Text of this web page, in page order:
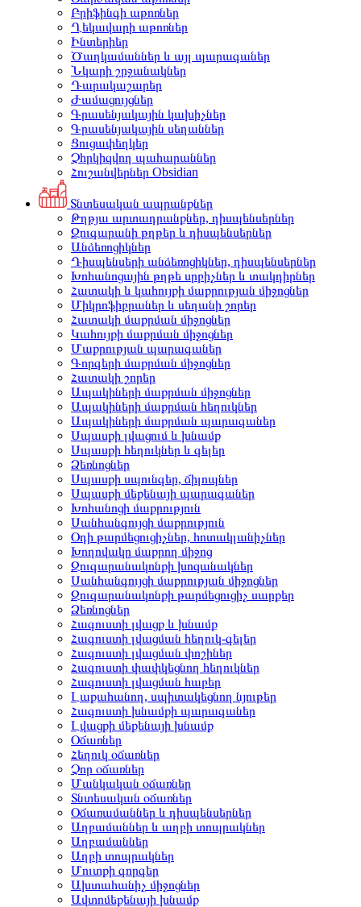
Բրիֆինգի աթոռներ
Ղեկավարի աթոռներ
Ինտերիեր
Ծաղկամաններ և այլ պարագաներ
Նկարի շրջանակներ
Դարակաշարեր
Ժամացույցներ
Գրասենյակային կախիչներ
Գրասենյակային սեղաններ
Ցուցափեղկեր
Չհրկիզվող պահարաններ
Հուշանվերներ Obsidian
Տնտեսական ապրանքներ
Թղթյա արտադրանքներ, դիսպենսերներ
Զուգարանի թղթեր և դիսպենսերներ
Անձեռոցիկներ
Դիսպենսերի անձեռոցիկներ, դիսպենսերներ
Խոհանոցային թղթե սրբիչներ և տակդիրներ
Հատակի և կահույքի մաքրության միջոցներ
Միկրոֆիբրաներ և սեղանի շորեր
Հատակի մաքրման միջոցներ
Կահույքի մաքրման միջոցներ
Մաքրության պարագաներ
Գորգերի մաքրման միջոցներ
Հատակի շորեր
Ապակիների մաքրման միջոցներ
Ապակիների մաքրման հեղուկներ
Ապակիների մաքրման պարագաներ
Սպասքի լվացում և խնամք
Սպասքի հեղուկներ և գելեր
Ձեռնոցներ
Սպասքի սպունգեր, ճիլոպներ
Սպասքի մեքենայի պարագաներ
Խոհանոցի մաքրություն
Սանհանգույցի մաքրություն
Օդի թարմեցուցիչներ, հոտակլանիչներ
Խողովակը մաքրող միջոց
Զուգարանակոնքի խոզանակներ
Սանհանգույցի մաքրության միջոցներ
Զուգարանակոնքի թարմեցուցիչ սարքեր
Ձեռնոցներ
Հագուստի լվացք և խնամք
Հագուստի լվացման հեղուկ-գելեր
Հագուստի լվացման փոշիներ
Հագուստի փափկեցնող հեղուկներ
Հագուստի լվացման հաբեր
Լաքահանող, սպիտակեցնող նյութեր
Հագուստի խնամքի պարագաներ
Լվացքի մեքենայի խնամք
Օճառներ
Հեղուկ օճառներ
Չոր օճառներ
Մանկական օճառներ
Տնտեսական օճառներ
Օճառամաններ և դիսպենսերներ
Աղբամաններ և աղբի տոպրակներ
Աղբամաններ
Աղբի տոպրակներ
Մուտքի գորգեր
Ախտահանիչ միջոցներ
Ավտոմեքենայի խնամք